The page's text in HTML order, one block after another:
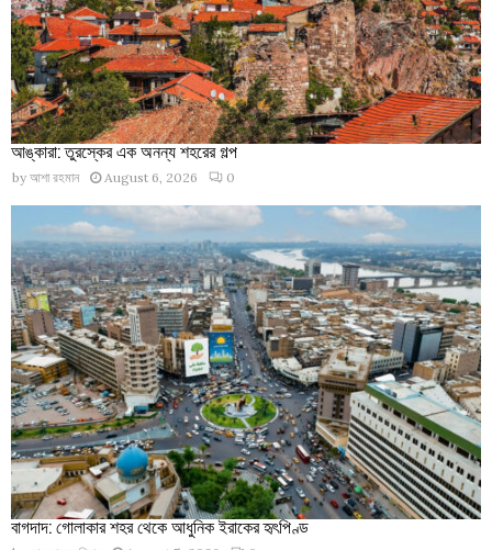
আঙ্কারা: তুরস্কের এক অনন্য শহরের গল্প
by আশা রহমান August 6, 2026 0
বাগদাদ: গোলাকার শহর থেকে আধুনিক ইরাকের হৃৎপিণ্ড